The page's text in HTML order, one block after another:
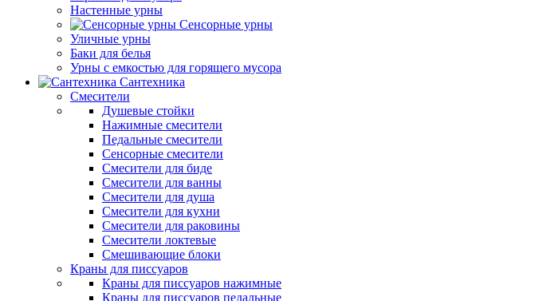
Настенные урны
Сенсорные урны
Уличные урны
Баки для белья
Урны с емкостью для горящего мусора
Сантехника
Смесители
Душевые стойки
Нажимные смесители
Педальные смесители
Сенсорные смесители
Смесители для биде
Смесители для ванны
Смесители для душа
Смесители для кухни
Смесители для раковины
Смесители локтевые
Смешивающие блоки
Краны для писсуаров
Краны для писсуаров нажимные
Краны для писсуаров педальные